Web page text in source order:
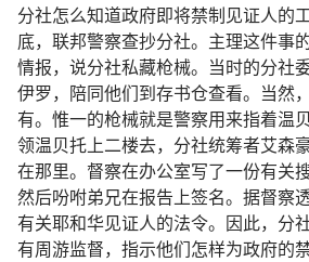
分社怎么知道政府即将禁制见证人的
底，联邦警察查抄分社。主理这件事
情报，说分社私藏枪械。当时的分社
伊罗，陪同他们到存书仓查看。当然
有。惟一的枪械就是警察用来指着温
领温贝托上二楼去，分社统筹者艾森
在那里。督察在办公室写了一份有关
然后吩咐弟兄在报告上签名。据督察
有关耶和华见证人的法令。因此，分
有周游监督，指示他们怎样为政府的